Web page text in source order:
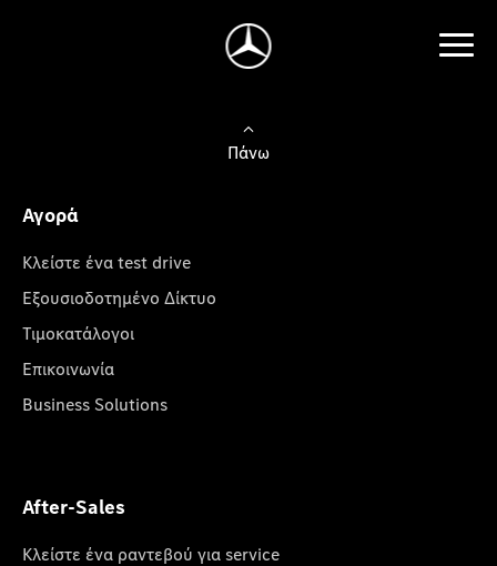
Πάνω
Αγορά
Κλείστε ένα test drive
Εξουσιοδοτημένο Δίκτυο
Τιμοκατάλογοι
Επικοινωνία
Business Solutions
After-Sales
Κλείστε ένα ραντεβού για service